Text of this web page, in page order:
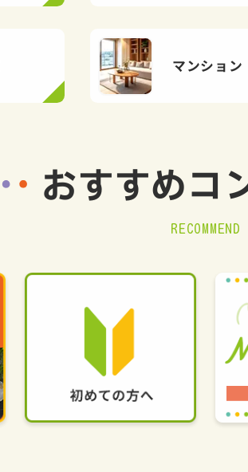
マンション
おすすめコ
RECOMMEND